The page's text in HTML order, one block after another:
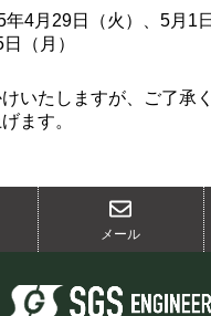
年4月29日（火）、5月1
（月）
いたしますが、ご了承
ます。
メール